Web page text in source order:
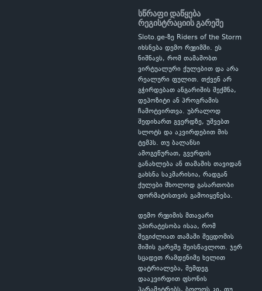
სწრაფი დაწყება
რეგისტრაციის გარეშე
Sloto.ge-ზე Riders of the Storm
იხსნება დემო რეჟიმში. ეს
ნიშნავს, რომ თამაშობთ
ვირტუალური ქულებით და არა
რეალური ფულით. თქვენ არ
გჭირდებათ ანგარიშის შექმნა,
დეპოზიტი ან პროგრამის
ჩამოტვირთვა. უბრალოდ
შედიხართ გვერდზე, უშვებთ
სლოტს და აკვირდებით მის
ტემპს. თუ ბალანსი
ამოგეწურათ, გვერდის
განახლება ან თამაშის თავიდან
გახსნა საკმარისია, რადგან
ქულები მხოლოდ გასართობი
ფორმატისთვის გამოიყენება.
დემო რეჟიმის მთავარი
უპირატესობა ისაა, რომ
შეგიძლიათ თამაში შეცდომის
შიშის გარეშე შეისწავლოთ. ჯერ
სცადეთ რამდენიმე ხელით
დატრიალება, შემდეგ
დააკვირდით ფსონის